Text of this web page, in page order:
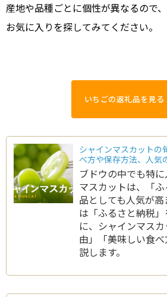
産地や品種ごとに個性が異なるので
お気に入りを探してみてください。
いちごの返礼品を見る
シャインマスカットの
べ方や保存方法、人気
ブドウの中でも特
マスカットは、「
品としても人気が
は「ふるさと納税
に、シャインマス
由」「美味しい食
説します。